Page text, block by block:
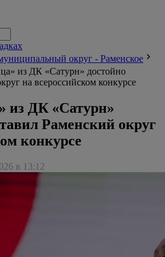
округ - Раменское
из ДК «Сатурн» достойно
на всероссийском конкурсе
из ДК «Сатурн»
Раменский округ
конкурсе
в 13:12